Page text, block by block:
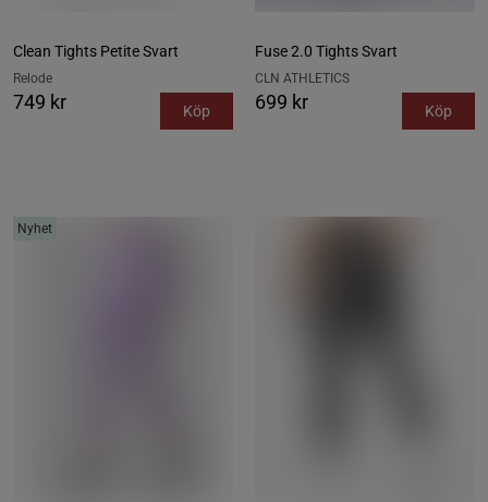
Clean Tights Petite Svart
Relode
749 kr Köp
Fuse 2.0 Tights Svart
CLN ATHLETICS
699 kr Köp
Nyhet